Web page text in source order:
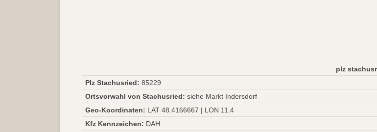
plz
Plz Stachusried: 85229
Ortsvorwahl von Stachusried: siehe Markt Indersdorf
Geo-Koordinaten: LAT 48.4166667 | LON 11.4
Kfz Kennzeichen: DAH